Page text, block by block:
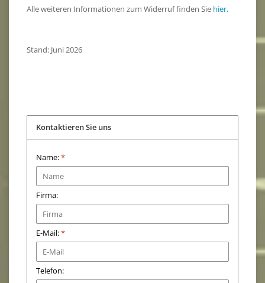
Alle weiteren Informationen zum Widerruf finden Sie hier.
Stand: Juni 2026
Kontaktieren Sie uns
Name:*
Firma:
E-Mail:*
Telefon: